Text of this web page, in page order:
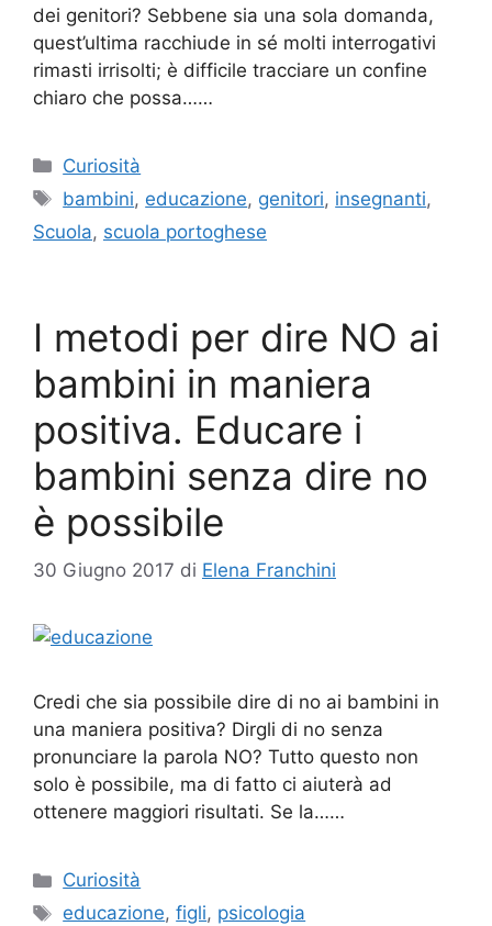
dei genitori? Sebbene sia una sola domanda,
quest’ultima racchiude in sé molti interrogativi
rimasti irrisolti; è difficile tracciare un confine
chiaro che possa……
Categorie
Curiosità
Tag
bambini, educazione, genitori, insegnanti,
Scuola, scuola portoghese
I metodi per dire NO ai
bambini in maniera
positiva. Educare i
bambini senza dire no
è possibile
30 Giugno 2017 di Elena Franchini
Credi che sia possibile dire di no ai bambini in
una maniera positiva? Dirgli di no senza
pronunciare la parola NO? Tutto questo non
solo è possibile, ma di fatto ci aiuterà ad
ottenere maggiori risultati. Se la……
Categorie
Curiosità
Tag
educazione,figli, psicologia